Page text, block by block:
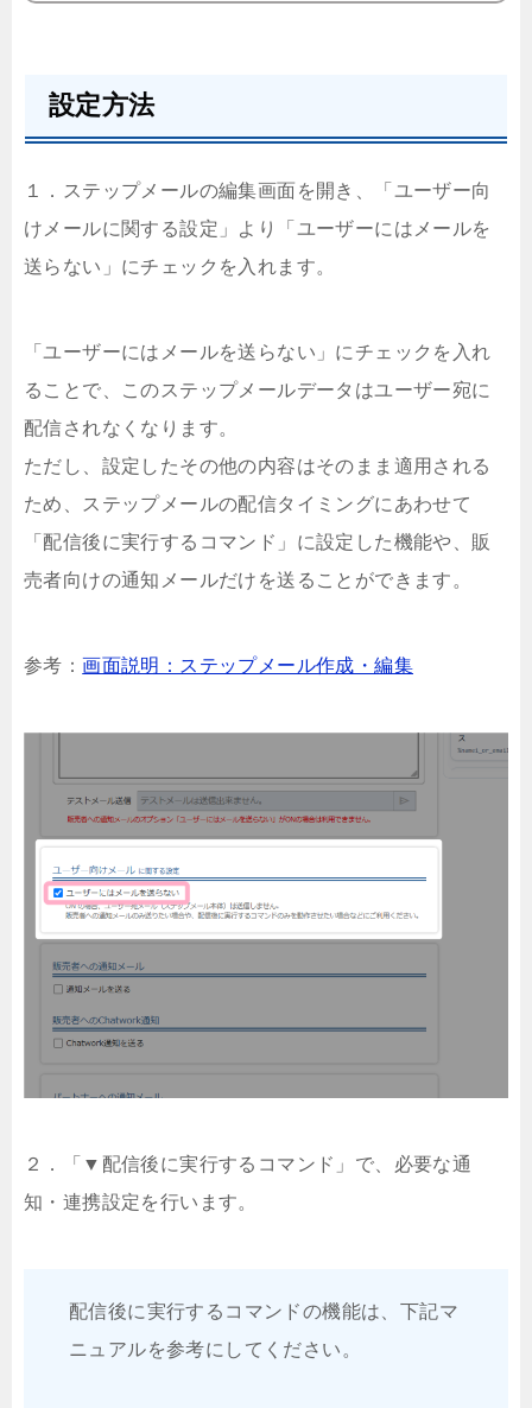
設定方法
１．ステップメールの編集画面を開き、「ユーザー向
けメールに関する設定」より「ユーザーにはメールを
送らない」にチェックを入れます。
「ユーザーにはメールを送らない」にチェックを入れ
ることで、このステップメールデータはユーザー宛に
配信されなくなります。
ただし、設定したその他の内容はそのまま適用される
ため、ステップメールの配信タイミングにあわせて
「配信後に実行するコマンド」に設定した機能や、販
売者向けの通知メールだけを送ることができます。
参考：画面説明：ステップメール作成・編集
２．「▼配信後に実行するコマンド」で、必要な通
知・連携設定を行います。
配信後に実行するコマンドの機能は、下記マ
ニュアルを参考にしてください。